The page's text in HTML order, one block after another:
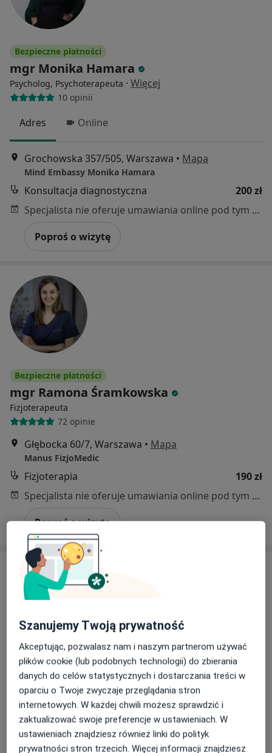
Bezpieczne płatności
mgr Monika Hamara
Psycholog, Psychoterapeuta · Więcej
10 opinii
Adres Online
Grochowska 357/505, Warszawa • Mapa
Mind Embassy Monika Hamara
Konsultacja diagnostyczna
200 zł
Specjalista nie oferuje umawiania online pod tym adresem.
Poproś o wizytę
Bezpieczne płatności
mgr Ramona Śramkowska
Fizjoterapeuta
72 opinie
Głębocka 60/7, Warszawa • Mapa
Manus FizjoMedic
Fizjoterapia
190 zł
Specjalista nie oferuje umawiania online pod tym adresem.
Poproś o wizytę
Skupienie na pacjencie
mgr Agnieszka Skwarczyńska-Szlasa
Psycholog, Psychoonkolog, Psychoterapeuta·Więcej
10 opinii
Adres 1 Adres 2 Adres 3 Adres 4
Szanujemy Twoją prywatność
Akceptując, pozwalasz nam i naszym partnerom używać
plików cookie (lub podobnych technologii) do zbierania
danych do celów statystycznych i dostarczania treści w
oparciu o Twoje zwyczaje przeglądania stron
internetowych. W każdej chwili możesz sprawdzić i
zaktualizować swoje preferencje w ustawieniach. W
ustawieniach znajdziesz również linki do polityk
prywatności stron trzecich. Więcej informacji znajdziesz